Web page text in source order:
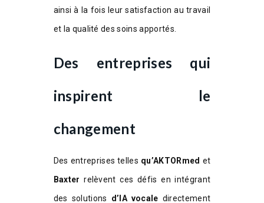
ainsi à la fois leur satisfaction au travail
et la qualité des soins apportés.
Des entreprises qui
inspirent le
changement
Des entreprises telles qu’AKTORmed et
Baxter relèvent ces défis en intégrant
des solutions d’IA vocale directement